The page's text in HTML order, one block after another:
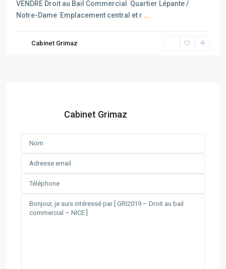
VENDRE Droit au Bail Commercial  Quartier Lépante /
Notre-Dame  Emplacement central et r ...
Cabinet Grimaz
Cabinet Grimaz